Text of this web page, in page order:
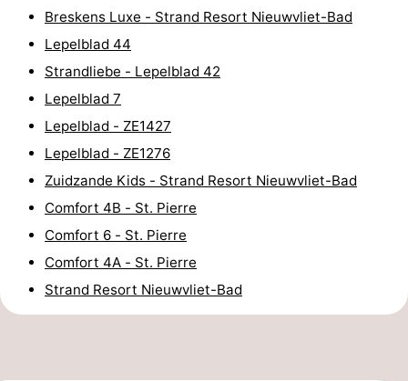
points
Trips
Playgrounds
playgrounds
Bowling
golf
centers
Villages
Breskens Luxe - Strand Resort Nieuwvliet-Bad
Lepelblad 44
Strandliebe - Lepelblad 42
Lepelblad 7
Lepelblad - ZE1427
Lepelblad - ZE1276
Zuidzande Kids - Strand Resort Nieuwvliet-Bad
Comfort 4B - St. Pierre
Comfort 6 - St. Pierre
Comfort 4A - St. Pierre
Strand Resort Nieuwvliet-Bad